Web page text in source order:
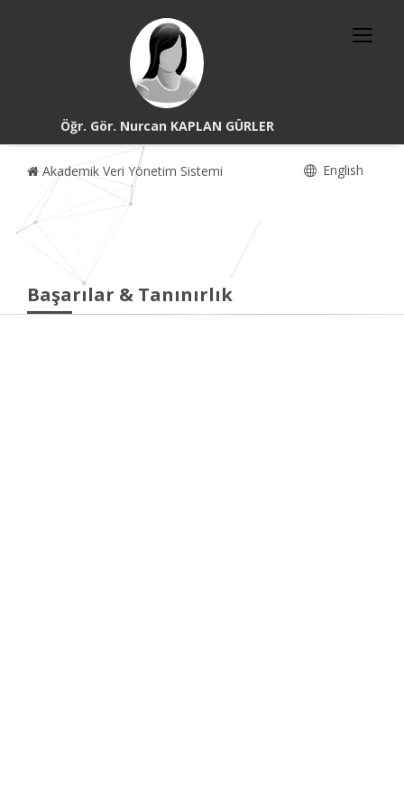
Öğr. Gör. Nurcan KAPLAN GÜRLER
Akademik Veri Yönetim Sistemi English
Başarılar & Tanınırlık